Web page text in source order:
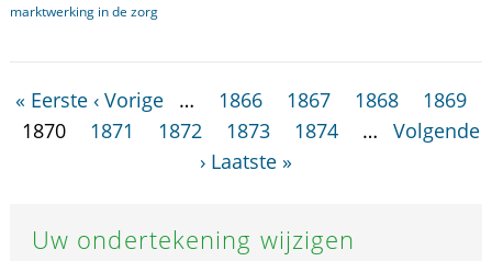
marktwerking in de zorg
« Eerste ‹ Vorige … 1866 1867 1868
1869
1870
1871 1872 1873 1874 …
Volgende
› Laatste »
Uw ondertekening wijzigen